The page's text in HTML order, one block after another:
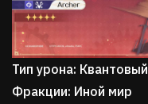
Тип урона: Квантовый
Фракции: Иной мир